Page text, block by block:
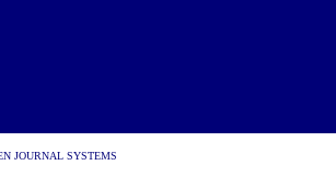
JOURNAL SYSTEMS